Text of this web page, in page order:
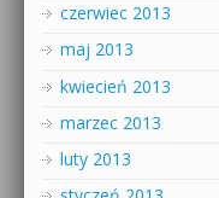
czerwiec 2013
maj 2013
kwiecień 2013
marzec 2013
luty 2013